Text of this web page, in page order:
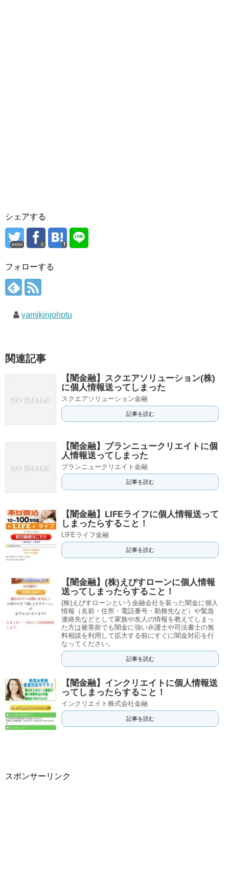
シェアする
error 0
フォローする
yamikinjohotu
関連記事
【闇金融】スクエアソリューション(株)
に個人情報送ってしまった
スクエアソリューション金融
記事を読む
【闇金融】ブランニュークリエイトに個
人情報送ってしまった
ブランニュークリエイト金融
記事を読む
【闇金融】LIFEライフに個人情報送って
しまったらすること！
LIFEライフ金融
記事を読む
【闇金融】(株)えびすローンに個人情報
送ってしまったらすること！
(株)えびすローンという金融会社を装った闇金に個人
情報（名前・住所・電話番号・勤務先など）や緊急
連絡先などとして家族や友人の情報を教えてしまっ
た方は被害前でも闇金に強い弁護士や司法書士の無
料相談を利用して拡大する前にすぐに闇金対応を行
なってください。
記事を読む
【闇金融】インクリエイトに個人情報送
ってしまったらすること！
インクリエイト株式会社金融
記事を読む
スポンサーリンク